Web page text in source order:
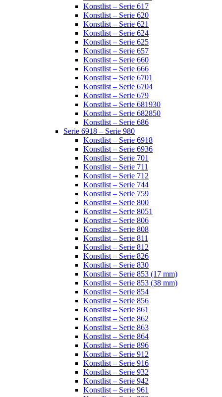
Konstlist – Serie 617
Konstlist – Serie 620
Konstlist – Serie 621
Konstlist – Serie 624
Konstlist – Serie 625
Konstlist – Serie 657
Konstlist – Serie 660
Konstlist – Serie 666
Konstlist – Serie 6701
Konstlist – Serie 6704
Konstlist – Serie 679
Konstlist – Serie 681930
Konstlist – Serie 682850
Konstlist – Serie 686
Serie 6918 – Serie 980
Konstlist – Serie 6918
Konstlist – Serie 6936
Konstlist – Serie 701
Konstlist – Serie 711
Konstlist – Serie 712
Konstlist – Serie 744
Konstlist – Serie 759
Konstlist – Serie 800
Konstlist – Serie 8051
Konstlist – Serie 806
Konstlist – Serie 808
Konstlist – Serie 811
Konstlist – Serie 812
Konstlist – Serie 826
Konstlist – Serie 830
Konstlist – Serie 853 (17 mm)
Konstlist – Serie 853 (38 mm)
Konstlist – Serie 854
Konstlist – Serie 856
Konstlist – Serie 861
Konstlist – Serie 862
Konstlist – Serie 863
Konstlist – Serie 864
Konstlist – Serie 896
Konstlist – Serie 912
Konstlist – Serie 916
Konstlist – Serie 932
Konstlist – Serie 942
Konstlist – Serie 961